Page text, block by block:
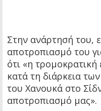
Στην ανάρτησή του,
αποτροπιασμό του
ότι «η
κατά τη διάρκεια
του Χανουκά στο
αποτροπιασμό μας».